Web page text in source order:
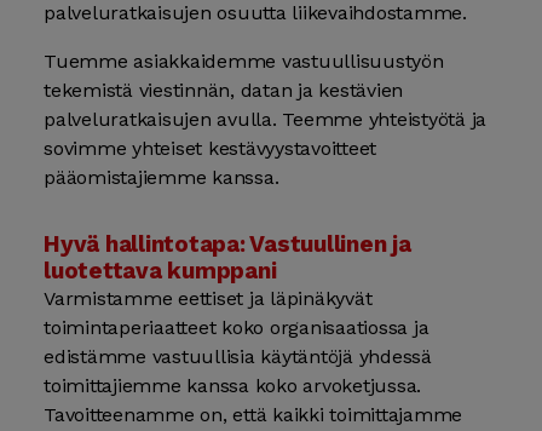
palveluratkaisujen osuutta liikevaihdostamme.
Tuemme asiakkaidemme vastuullisuustyön
tekemistä viestinnän, datan ja kestävien
palveluratkaisujen avulla. Teemme yhteistyötä ja
sovimme yhteiset kestävyystavoitteet
pääomistajiemme kanssa.
Hyvä hallintotapa: Vastuullinen ja
luotettava kumppani
Varmistamme eettiset ja läpinäkyvät
toimintaperiaatteet koko organisaatiossa ja
edistämme vastuullisia käytäntöjä yhdessä
toimittajiemme kanssa koko arvoketjussa.
Tavoitteenamme on, että kaikki toimittajamme